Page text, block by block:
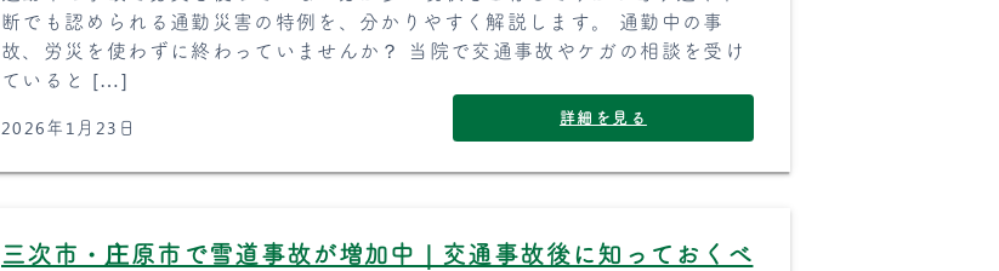
断でも認められる通勤災害の特例を、分かりやすく解説します。 通勤中の事
故、労災を使わずに終わっていませんか？ 当院で交通事故やケガの相談を受け
ていると […]
2026年1月23日 詳細を見る
三次市・庄原市で雪道事故が増加中｜交通事故後に知っておくべ